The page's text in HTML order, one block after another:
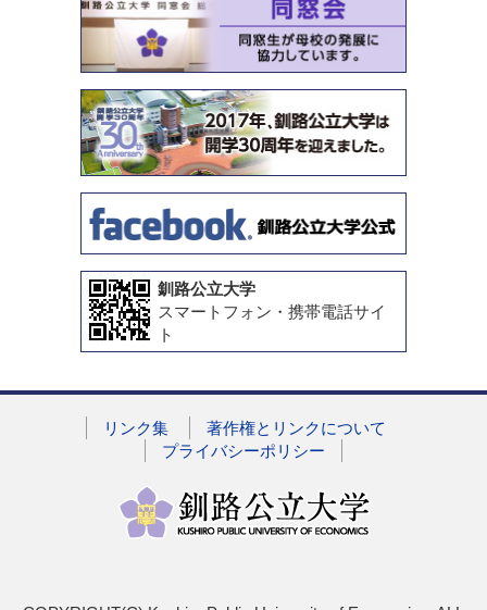
釧路公立大学
スマートフォン・携帯電話サイ
ト
リンク集
著作権とリンクについて
プライバシーポリシー